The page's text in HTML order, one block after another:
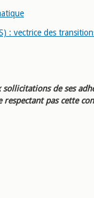
: vectrice des
de ses
respectant pas cette